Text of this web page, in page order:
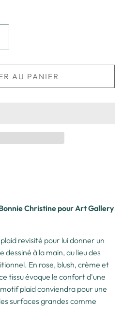
AU PANIER
Christine pour Art Gallery
revisité pour lui donner un
à la main, au lieu des
En rose, blush, crème et
tissu évoque le confort d'une
plaid conviendra pour une
surfaces grandes comme